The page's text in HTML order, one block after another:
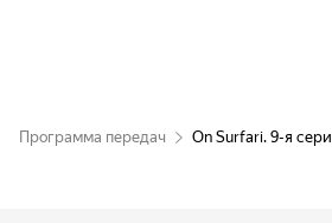
Программа передач On Surfari. 9-я